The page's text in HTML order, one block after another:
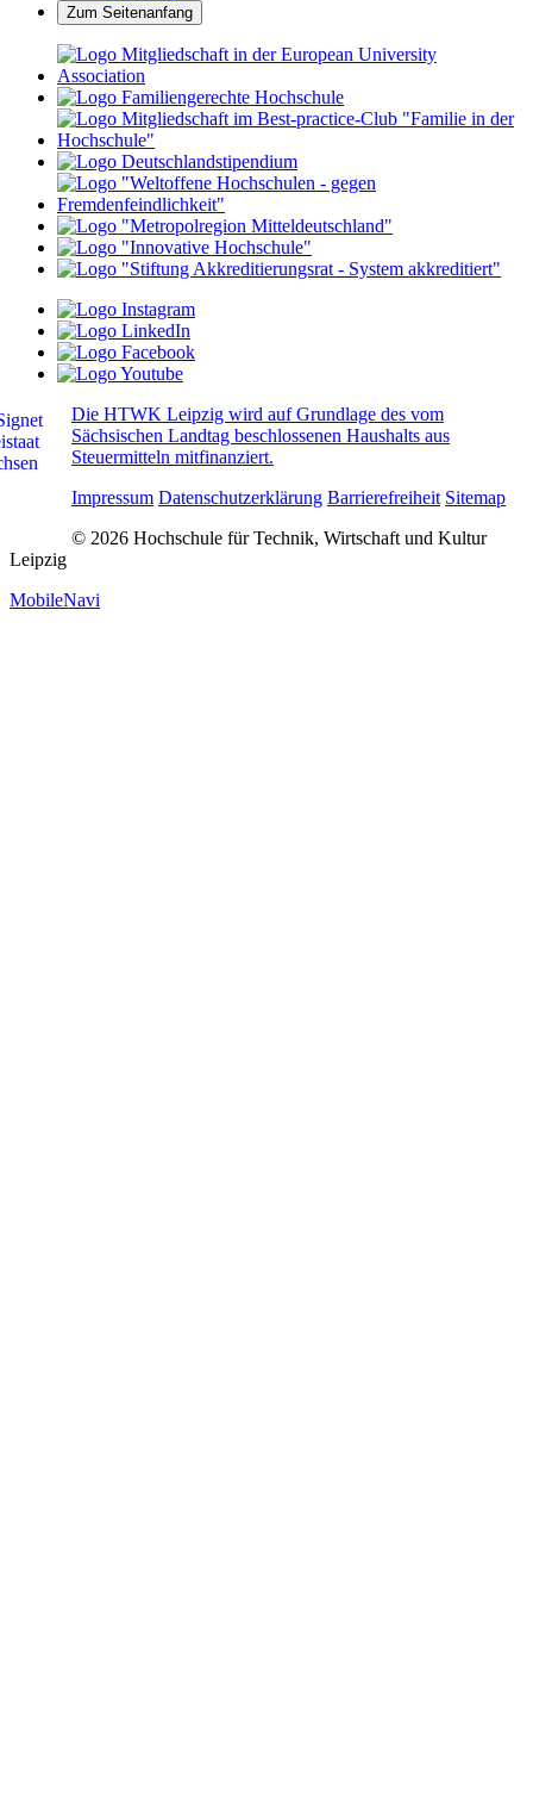
Zum Seitenanfang
Die HTWK Leipzig wird auf Grundlage des vom
Sächsischen Landtag beschlossenen Haushalts aus
Steuermitteln mitfinanziert.
Impressum Datenschutzerklärung Barrierefreiheit Sitemap
© 2026 Hochschule für Technik, Wirtschaft und Kultur
Leipzig
MobileNavi